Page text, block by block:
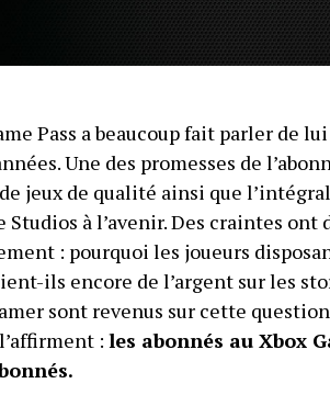
Pass a beaucoup fait parler de
Une des promesses de
jeux de qualité ainsi que
Studios à l’avenir. Des craintes
: pourquoi les joueurs
ils encore de l’argent sur les
sont revenus sur cette question
: les abonnés au Xbox